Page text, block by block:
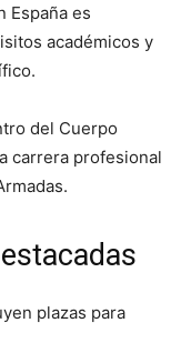
España es
académicos y
del Cuerpo
carrera profesional
plazas para